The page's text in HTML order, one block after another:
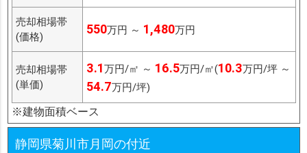
売却相場帯
(価格)
550万円 ～ 1,480万円
売却相場帯
(単価)
3.1万円/㎡ ～ 16.5万円/㎡(10.3万円/坪 ～
54.7万円/坪)
※建物面積ベース
静岡県菊川市月岡の付近